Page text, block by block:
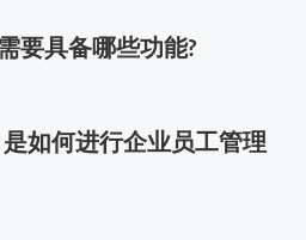
要具备哪些功能?
如何进行企业员工管理